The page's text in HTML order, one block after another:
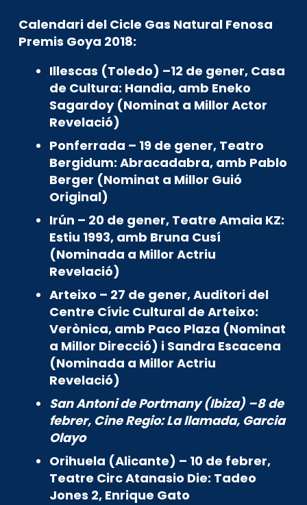
Calendari del Cicle Gas Natural Fenosa
Premis Goya 2018:
Illescas (Toledo) –12 de gener, Casa
de Cultura: Handia, amb Eneko
Sagardoy (Nominat a Millor Actor
Revelació)
Ponferrada – 19 de gener, Teatro
Bergidum: Abracadabra, amb Pablo
Berger (Nominat a Millor Guió
Original)
Irún – 20 de gener, Teatre Amaia KZ:
Estiu 1993, amb Bruna Cusí
(Nominada a Millor Actriu
Revelació)
Arteixo – 27 de gener, Auditori del
Centre Cívic Cultural de Arteixo:
Verònica, amb Paco Plaza (Nominat
a Millor Direcció) i Sandra Escacena
(Nominada a Millor Actriu
Revelació)
San Antoni de Portmany (Ibiza) –8 de
febrer, Cine Regio: La llamada, Garcia
Olayo
Orihuela (Alicante) – 10 de febrer,
Teatre Circ Atanasio Die: Tadeo
Jones 2, Enrique Gato